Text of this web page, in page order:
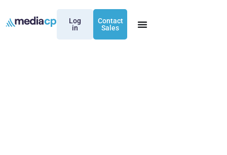
Log
in
Contact
Sales